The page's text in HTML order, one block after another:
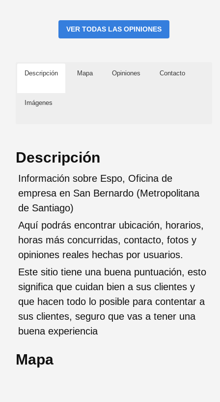
VER TODAS LAS OPINIONES
Descripción Mapa Opiniones Contacto
Imágenes
Descripción
Información sobre Espo, Oficina de
empresa en San Bernardo (Metropolitana
de Santiago)
Aquí podrás encontrar ubicación, horarios,
horas más concurridas, contacto, fotos y
opiniones reales hechas por usuarios.
Este sitio tiene una buena puntuación, esto
significa que cuidan bien a sus clientes y
que hacen todo lo posible para contentar a
sus clientes, seguro que vas a tener una
buena experiencia
Mapa